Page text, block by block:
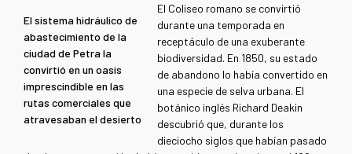
El sistema hidráulico de
abastecimiento de la
ciudad de Petra la
convirtió en un oasis
imprescindible en las
rutas comerciales que
atravesaban el desierto
El Coliseo romano se convirtió
durante una temporada en
receptáculo de una exuberante
biodiversidad. En 1850, su estado
de abandono lo había convertido en
una especie de selva urbana. El
botánico inglés Richard Deakin
descubrió que, durante los
dieciocho siglos que habían pasado